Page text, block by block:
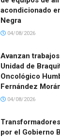
acondicionado
Negra
04/08/2026
Avanzan
Unidad de
Oncológico
Fernández
04/08/2026
por el Gobierno